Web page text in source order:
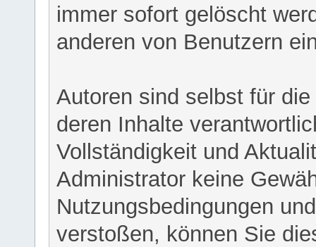
immer sofort gelöscht
anderen von Benutzern
Autoren sind selbst für
deren Inhalte
Vollständigkeit und
Administrator keine
Nutzungsbedingungen
verstoßen, können Sie